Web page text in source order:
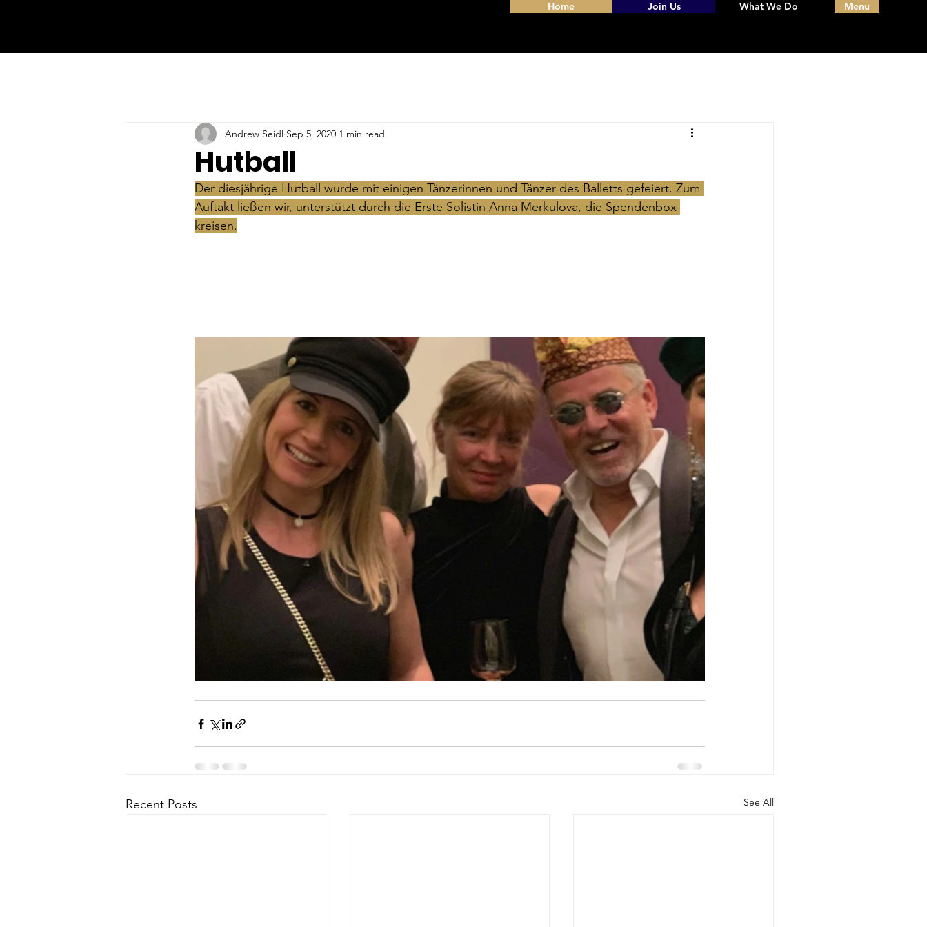
Home Join Us Menu
What We Do
Hutball
Andrew Seidl Sep 5, 2020 1 min read
Der diesjährige Hutball wurde mit einigen Tänzerinnen und Tänzer des Balletts gefeiert. Zum
Auftakt ließen wir, unterstützt durch die Erste Solistin Anna Merkulova, die Spendenbox
kreisen.
Recent Posts See All